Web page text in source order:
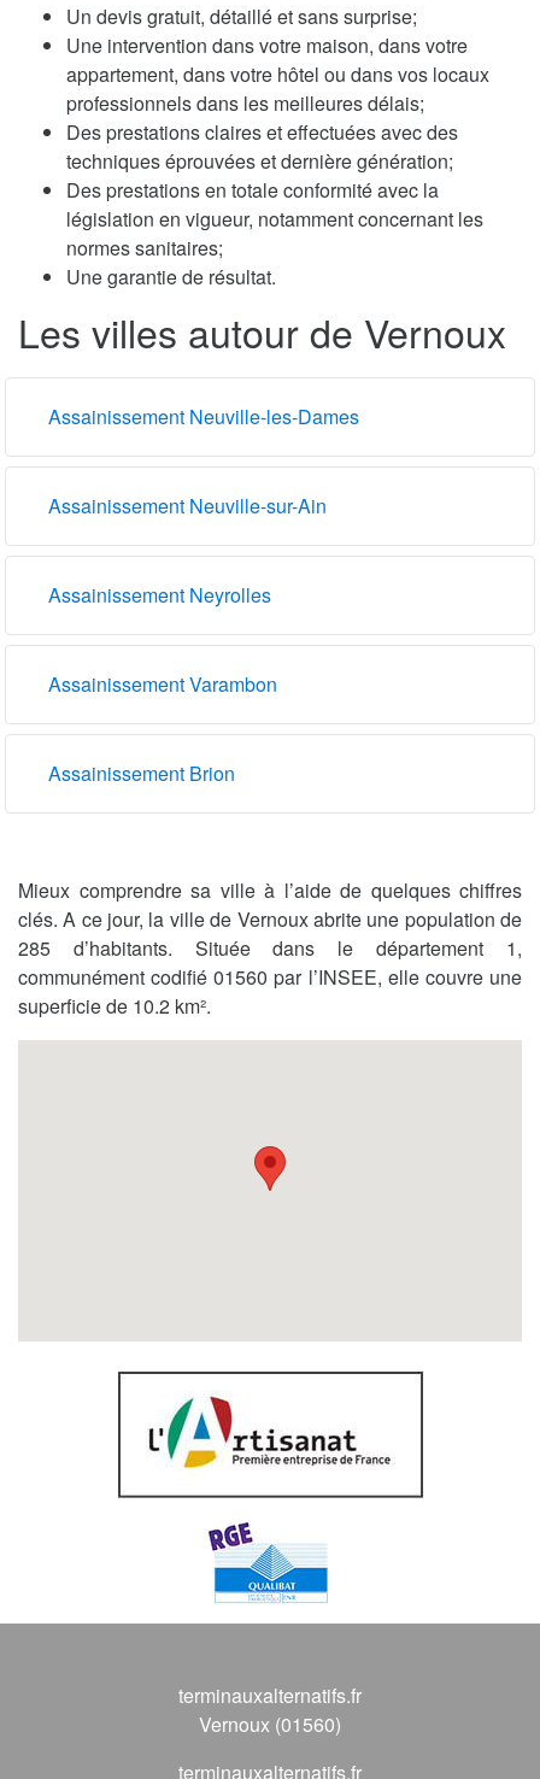
Un devis gratuit, détaillé et sans surprise;
Une intervention dans votre maison, dans votre
appartement, dans votre hôtel ou dans vos locaux
professionnels dans les meilleures délais;
Des prestations claires et effectuées avec des
techniques éprouvées et dernière génération;
Des prestations en totale conformité avec la
législation en vigueur, notamment concernant les
normes sanitaires;
Une garantie de résultat.
Les villes autour de Vernoux
Assainissement Neuville-les-Dames
Assainissement Neuville-sur-Ain
Assainissement Neyrolles
Assainissement Varambon
Assainissement Brion
Mieux comprendre sa ville à l’aide de quelques chiffres
clés. A ce jour, la ville de Vernoux abrite une population de
285 d’habitants. Située dans le département 1,
communément codifié 01560 par l’INSEE, elle couvre une
superficie de 10.2 km².
terminauxalternatifs.fr
Vernoux (01560)
terminauxalternatifs.fr